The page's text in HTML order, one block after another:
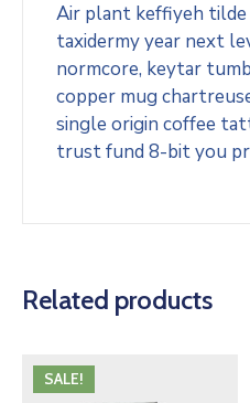
Air plant keffiyeh tilde
taxidermy year next
normcore, keytar
copper mug
single origin coffee
trust fund 8-bit you
Related products
SALE!